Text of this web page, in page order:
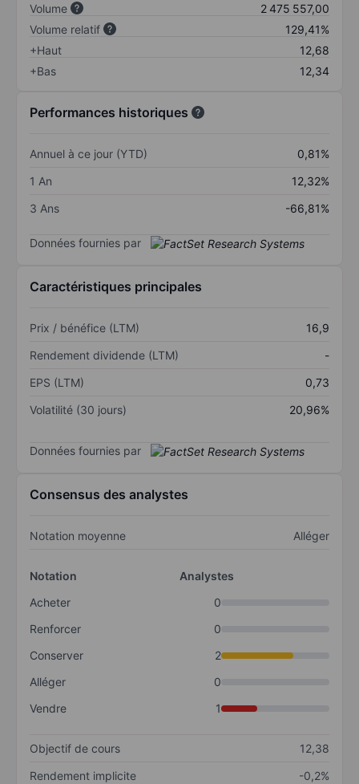
Volume
2 475 557,00
Volume relatif
129,41%
+Haut
12,68
+Bas
12,34
Performances historiques
Annuel à ce jour (YTD)
0,81%
1 An
12,32%
3 Ans
-66,81%
Données fournies par
Caractéristiques principales
Prix / bénéfice (LTM)
16,9
Rendement dividende (LTM)
-
EPS (LTM)
0,73
Volatilité (30 jours)
20,96%
Données fournies par
Consensus des analystes
Notation moyenne Alléger
Notation
Analystes
Acheter
0
Renforcer
0
Conserver
2
Alléger
0
Vendre
1
Objectif de cours
12,38
Rendement implicite
-0,2%